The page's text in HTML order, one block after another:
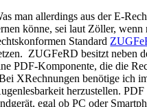
man allerdings aus der E-
könne, sei laut Zöller,
Standard
ZUGFeRD besitzt neben
PDF-Komponente, die die
XRechnungen benötige ich
herzustellen.
egal ob PC oder